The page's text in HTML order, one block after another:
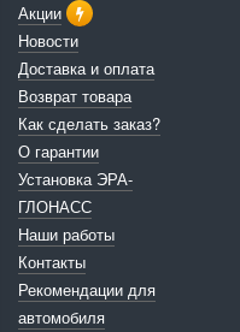
Акции
Новости
Доставка и оплата
Возврат товара
Как сделать заказ?
О гарантии
Установка ЭРА-
ГЛОНАСС
Наши работы
Контакты
Рекомендации для
автомобиля